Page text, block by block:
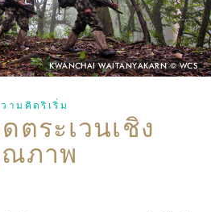
ห้องข่าว
สมัครงาน
ติดต่อเรา
PHOTO
CREDIT:
KWANCHAI WAITANYAKARN © WCS
ามคิดริเริ่ม
ตระเวนเชิง
ภาพ